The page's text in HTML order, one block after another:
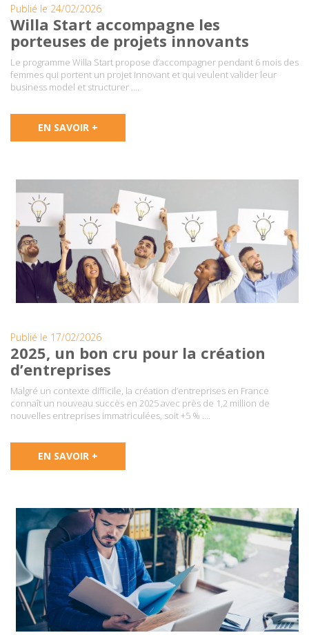
Publié le 24/02/2026
Willa Start accompagne les
porteuses de projets innovants
Le programme Willa Start propose d’accompagner pendant 6 mois des
femmes qui portent un projet innovant et qui veulent valider leur
business model et structurer ….
EN SAVOIR +
Publié le 17/02/2026
2025, un bon cru pour la création
d’entreprises
Malgré un contexte difficile, la création d’entreprises en France
connaît un nouveau succès en 2025 avec près de 1,2 million de
nouvelles entreprises immatriculées, soit +5 % ….
EN SAVOIR +